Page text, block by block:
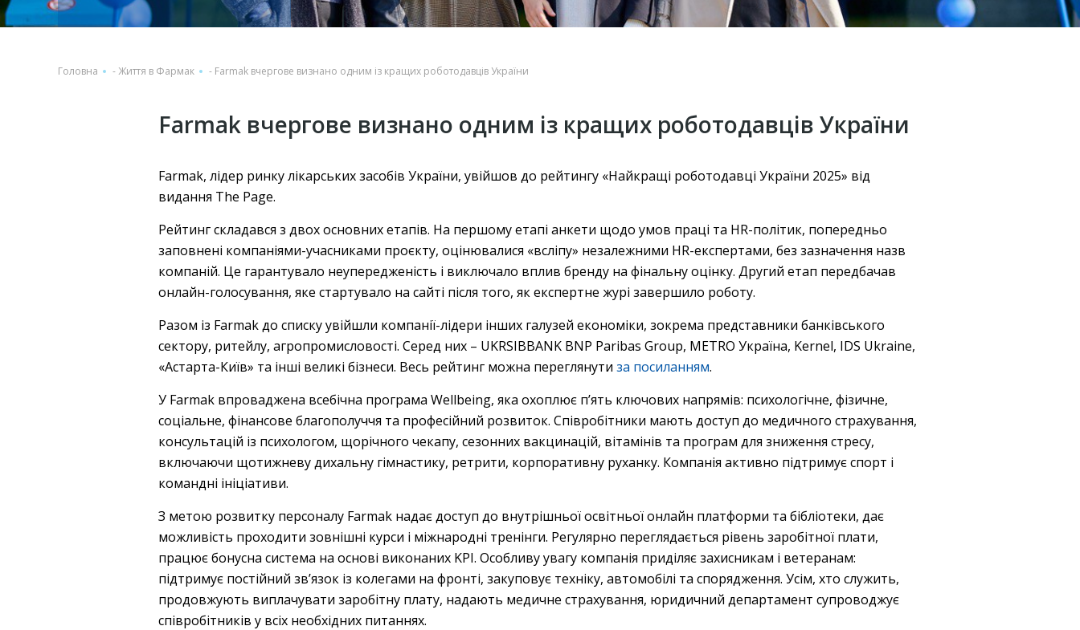
Головна -Життя в Фармак - Farmak вчергове визнано одним із кращих роботодавців України
Farmak вчергове визнано одним із кращих роботодавців України
Farmak, лідер ринку лікарських засобів України, увійшов до рейтингу «Найкращі роботодавці України 2025» від
видання The Page.
Рейтинг складався з двох основних етапів. На першому етапі анкети щодо умов праці та HR-політик, попередньо
заповнені компаніями-учасниками проєкту, оцінювалися «всліпу» незалежними HR-експертами, без зазначення назв
компаній. Це гарантувало неупередженість і виключало вплив бренду на фінальну оцінку. Другий етап передбачав
онлайн-голосування, яке стартувало на сайті після того, як експертне журі завершило роботу.
Разом із Farmak до списку увійшли компанії-лідери інших галузей економіки, зокрема представники банківського
сектору, ритейлу, агропромисловості. Серед них – UKRSIBBANK BNP Paribas Group, METRO Україна, Kernel, IDS Ukraine,
«Астарта-Київ» та інші великі бізнеси. Весь рейтинг можна переглянути за посиланням.
У Farmak впроваджена всебічна програма Wellbeing, яка охоплює п’ять ключових напрямів: психологічне, фізичне,
соціальне, фінансове благополуччя та професійний розвиток. Співробітники мають доступ до медичного страхування,
консультацій із психологом, щорічного чекапу, сезонних вакцинацій, вітамінів та програм для зниження стресу,
включаючи щотижневу дихальну гімнастику, ретрити, корпоративну руханку. Компанія активно підтримує спорт і
командні ініціативи.
З метою розвитку персоналу Farmak надає доступ до внутрішньої освітньої онлайн платформи та бібліотеки, дає
можливість проходити зовнішні курси і міжнародні тренінги. Регулярно переглядається рівень заробітної плати,
працює бонусна система на основі виконаних KPI. Особливу увагу компанія приділяє захисникам і ветеранам:
підтримує постійний зв’язок із колегами на фронті, закуповує техніку, автомобілі та спорядження. Усім, хто служить,
продовжують виплачувати заробітну плату, надають медичне страхування, юридичний департамент супроводжує
співробітників у всіх необхідних питаннях.